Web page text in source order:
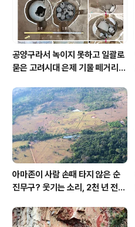
공양구라서 녹이지 못하고 일괄로
묻은 고려시대 은제 기물 떼거리로
아마존이 사람 손때 타지 않은 순
진무구? 웃기는 소리, 2천 년 전에